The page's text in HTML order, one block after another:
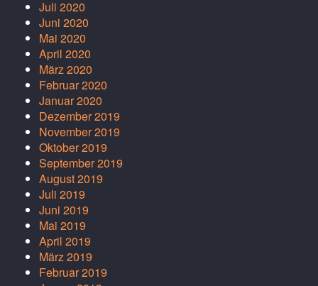
Juli 2020
Juni 2020
Mai 2020
April 2020
März 2020
Februar 2020
Januar 2020
Dezember 2019
November 2019
Oktober 2019
September 2019
August 2019
Juli 2019
Juni 2019
Mai 2019
April 2019
März 2019
Februar 2019